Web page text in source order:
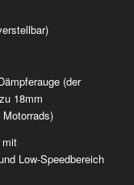
(der
18mm
Low-Speedbereich